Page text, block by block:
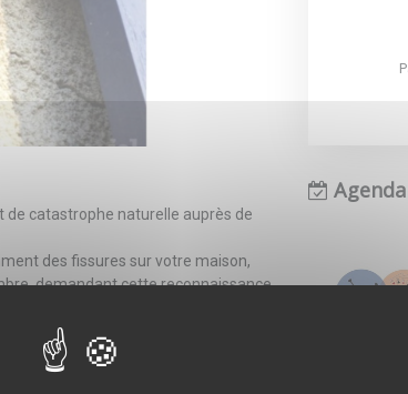
de catastrophe naturelle auprès de
des fissures sur votre maison,
demandant cette reconnaissance
votre demande en précisant les
mairie.
Agenda